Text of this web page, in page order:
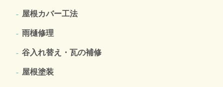
屋根カバー工法
雨樋修理
谷入れ替え・瓦の補修
屋根塗装